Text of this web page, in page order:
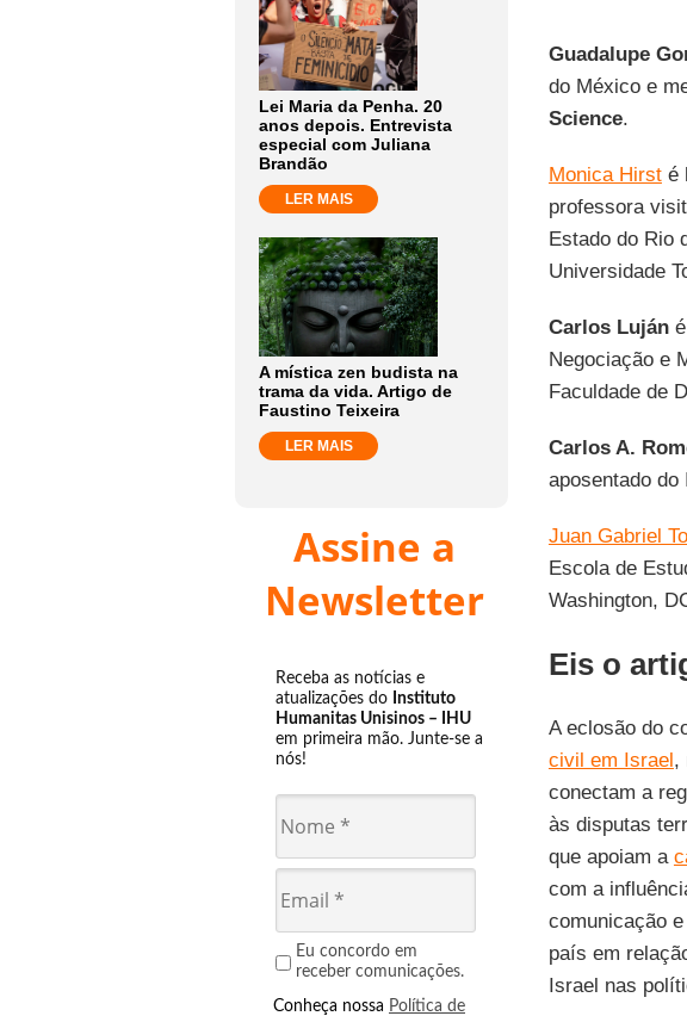
Lei Maria da Penha. 20
anos depois. Entrevista
especial com Juliana
Brandão
LER MAIS
A mística zen budista na
trama da vida. Artigo de
Faustino Teixeira
LER MAIS
Assine a
Newsletter
Receba as notícias e
atualizações do Instituto
Humanitas Unisinos – IHU
em primeira mão. Junte-se a
nós!
Eu concordo em
receber comunicações.
Conheça nossa Política de
Guadalupe
do México e
Science.
Monica Hirsté
professora
Estado do Rio
Universidade
Carlos Lujáné
Negociação e
Faculdade de
Carlos A.
aposentado
Juan Gabriel
Escola de
Washington,
Eis o
A eclosão do
civil em Israel,
conectam a
às disputas
que apoiam a
com a
comunicação
país em
Israel nas